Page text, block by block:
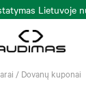
Lietuvoje
/ Dovanų kuponai